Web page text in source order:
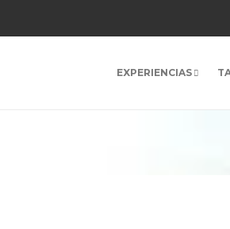
EXPERIENCIAS